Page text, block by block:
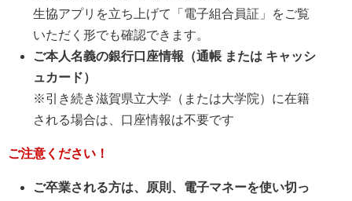
生協アプリを立ち上げて「電子組合員証」をご覧
いただく形でも確認できます。
ご本人名義の銀行口座情報（通帳 または キャッシ
ュカード）
※引き続き滋賀県立大学（または大学院）に在籍
される場合は、口座情報は不要です
ご注意ください！
ご卒業される方は、原則、電子マネーを使い切っ